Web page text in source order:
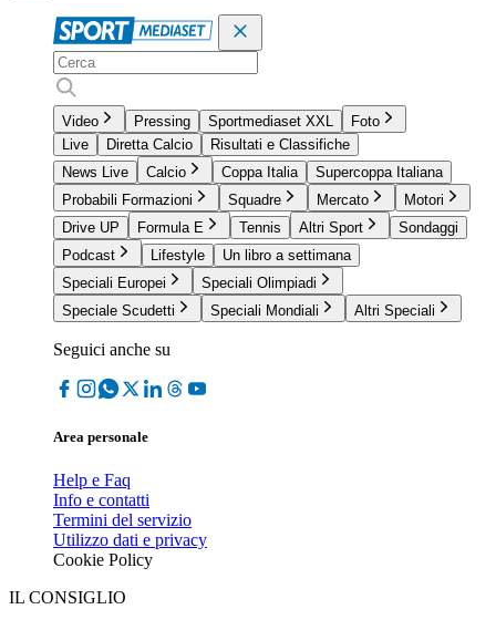
Video Pressing Sportmediaset XXL
Foto
Live
Diretta Calcio
Risultati e Classifiche
News Live
Calcio Coppa Italia
Supercoppa Italiana
Probabili Formazioni
Squadre Mercato
Motori
Drive UP
Formula E Tennis Altri Sport
Sondaggi
Podcast
Lifestyle
Un libro a settimana
Speciali Europei
Speciali Olimpiadi
Speciale Scudetti
Speciali Mondiali Altri Speciali
Seguici anche su
Area personale
Help e Faq
Info e contatti
Termini del servizio
Utilizzo dati e privacy
Cookie Policy
IL CONSIGLIO